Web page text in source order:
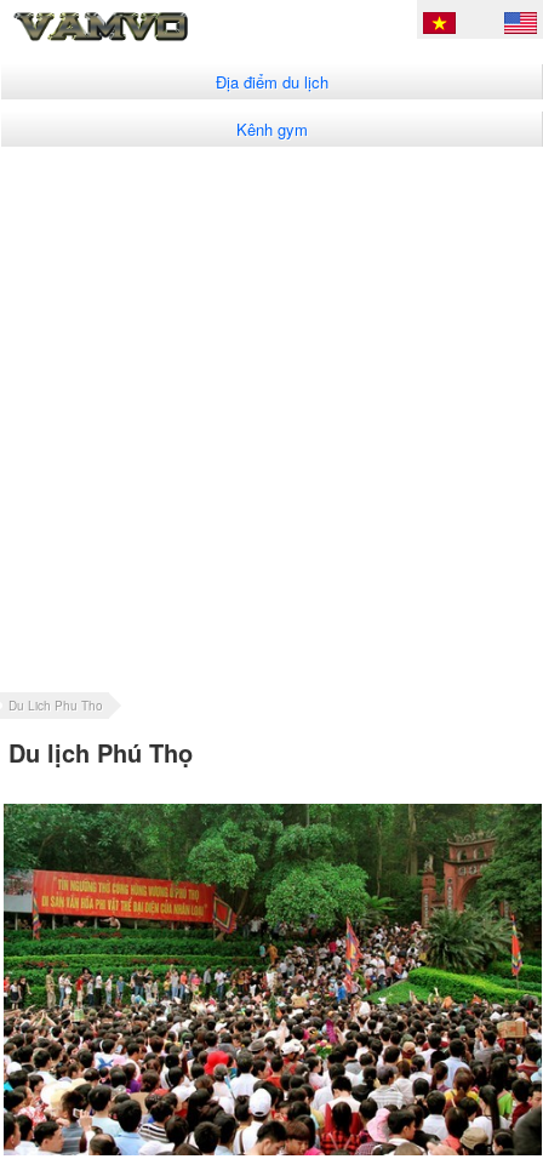
Địa điểm du lịch
Kênh gym
Du Lich Phu Tho
Du lịch Phú Thọ